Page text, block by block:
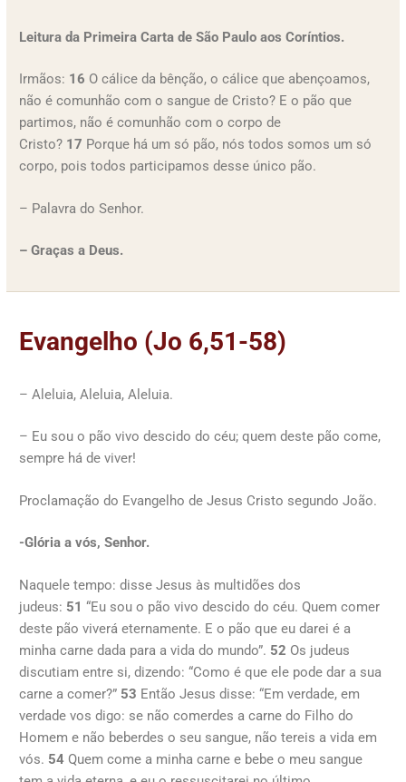
Leitura da Primeira Carta de São Paulo aos Coríntios.
Irmãos: 16 O cálice da bênção, o cálice que abençoamos,
não é comunhão com o sangue de Cristo? E o pão que
partimos, não é comunhão com o corpo de
Cristo? 17 Porque há um só pão, nós todos somos um só
corpo, pois todos participamos desse único pão.
– Palavra do Senhor.
– Graças a Deus.
Evangelho (Jo 6,51-58)
– Aleluia, Aleluia, Aleluia.
– Eu sou o pão vivo descido do céu; quem deste pão come,
sempre há de viver!
Proclamação do Evangelho de Jesus Cristo segundo João.
-Glória a vós, Senhor.
Naquele tempo: disse Jesus às multidões dos
judeus: 51 “Eu sou o pão vivo descido do céu. Quem comer
deste pão viverá eternamente. E o pão que eu darei é a
minha carne dada para a vida do mundo”. 52 Os judeus
discutiam entre si, dizendo: “Como é que ele pode dar a sua
carne a comer?” 53 Então Jesus disse: “Em verdade, em
verdade vos digo: se não comerdes a carne do Filho do
Homem e não beberdes o seu sangue, não tereis a vida em
vós. 54 Quem come a minha carne e bebe o meu sangue